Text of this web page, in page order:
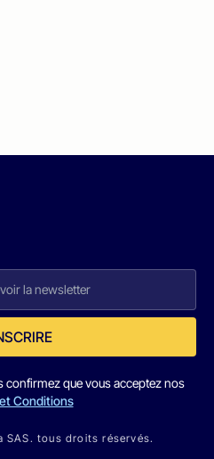
confirmez que vous acceptez nos
Conditions
SAS. tous droits réservés.